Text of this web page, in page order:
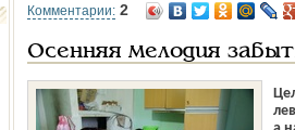
Комментарии: 2
Осенняя мелодия